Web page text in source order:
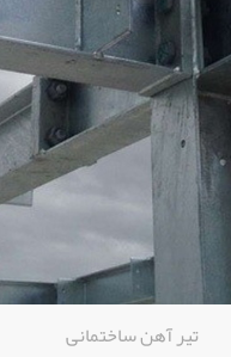
تیر آهن ساختمانی